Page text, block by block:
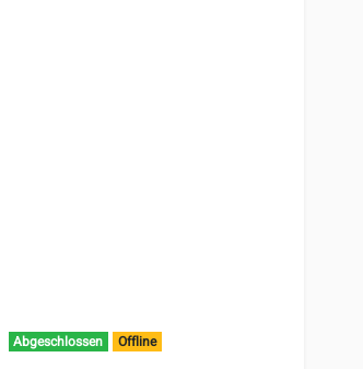
Abgeschlossen Offline